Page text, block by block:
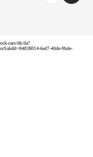
cars/dk/da?
6ed7-40de-9bde-